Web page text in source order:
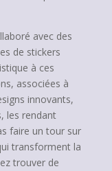
avec des
de stickers
à ces
associées à
innovants,
les rendant
faire un tour sur
transforment la
trouver de